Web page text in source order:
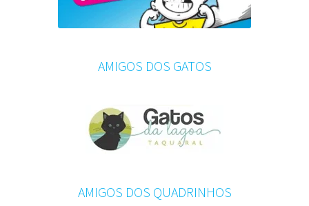
AMIGOS DOS GATOS
AMIGOS DOS QUADRINHOS